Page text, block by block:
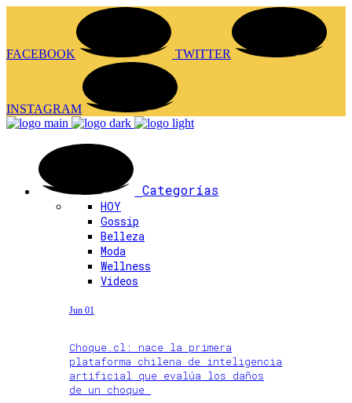
FACEBOOK TWITTER
INSTAGRAM
Categorías
HOY
Gossip
Belleza
Moda
Wellness
Videos
Jun 01
Choque.cl: nace la primera
plataforma chilena de inteligencia
artificial que evalúa los daños
de un choque